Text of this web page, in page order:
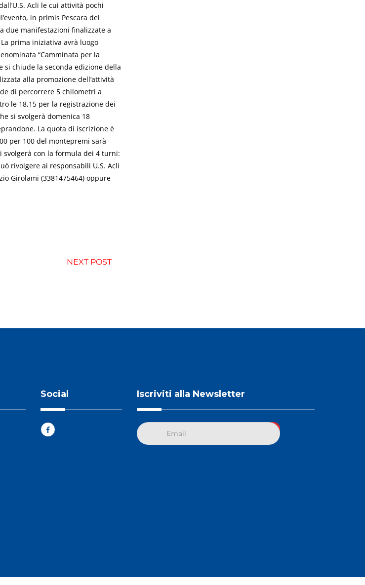
Acli le cui attività pochi
in primis Pescara del
due manifestazioni finalizzate a
prima iniziativa avrà luogo
“Camminata per la
si chiude la seconda edizione della
alla promozione dell’attività
di percorrere 5 chilometri a
le 18,15 per la registrazione dei
si svolgerà domenica 18
La quota di iscrizione è
per 100 del montepremi sarà
svolgerà con la formula dei 4 turni:
rivolgere ai responsabili U.S. Acli
Girolami (3381475464) oppure
NEXT POST
Social Iscriviti alla Newsletter